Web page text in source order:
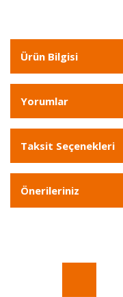
Ürün Bilgisi
Yorumlar
Taksit Seçenekleri
Önerileriniz